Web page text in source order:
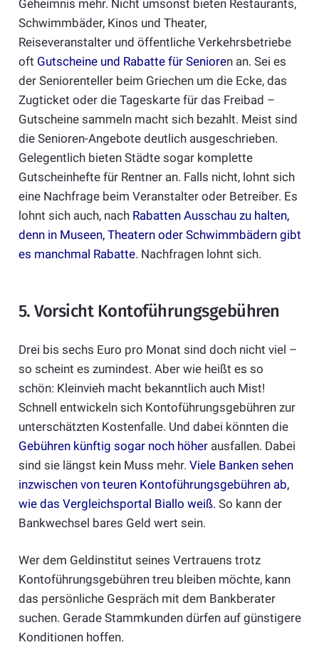
Geheimnis mehr. Nicht umsonst bieten Restaurants,
Schwimmbäder, Kinos und Theater,
Reiseveranstalter und öffentliche Verkehrsbetriebe
oft Gutscheine und Rabatte für Senioren an. Sei es
der Seniorenteller beim Griechen um die Ecke, das
Zugticket oder die Tageskarte für das Freibad –
Gutscheine sammeln macht sich bezahlt. Meist sind
die Senioren-Angebote deutlich ausgeschrieben.
Gelegentlich bieten Städte sogar komplette
Gutscheinhefte für Rentner an. Falls nicht, lohnt sich
eine Nachfrage beim Veranstalter oder Betreiber. Es
lohnt sich auch, nach Rabatten Ausschau zu halten,
denn in Museen, Theatern oder Schwimmbädern gibt
es manchmal Rabatte. Nachfragen lohnt sich.
5. Vorsicht Kontoführungsgebühren
Drei bis sechs Euro pro Monat sind doch nicht viel –
so scheint es zumindest. Aber wie heißt es so
schön: Kleinvieh macht bekanntlich auch Mist!
Schnell entwickeln sich Kontoführungsgebühren zur
unterschätzten Kostenfalle. Und dabei könnten die
Gebühren künftig sogar noch höherausfallen. Dabei
sind sie längst kein Muss mehr. Viele Banken sehen
inzwischen von teuren Kontoführungsgebühren ab,
wie das Vergleichsportal Biallo weiß. So kann der
Bankwechsel bares Geld wert sein.
Wer dem Geldinstitut seines Vertrauens trotz
Kontoführungsgebühren treu bleiben möchte, kann
das persönliche Gespräch mit dem Bankberater
suchen. Gerade Stammkunden dürfen auf günstigere
Konditionen hoffen.